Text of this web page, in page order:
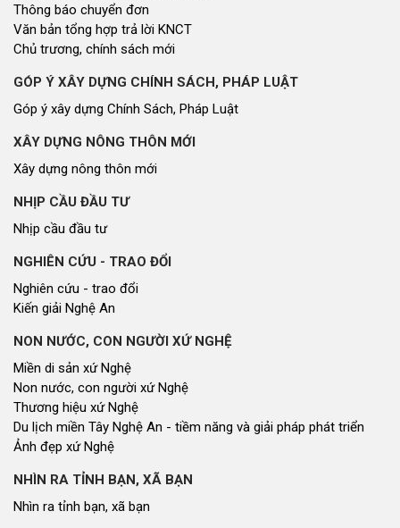
Thông báo chuyển đơn
Văn bản tổng hợp trả lời KNCT
Chủ trương, chính sách mới
GÓP Ý XÂY DỰNG CHÍNH SÁCH, PHÁP LUẬT
Góp ý xây dựng Chính Sách, Pháp Luật
XÂY DỰNG NÔNG THÔN MỚI
Xây dựng nông thôn mới
NHỊP CẦU ĐẦU TƯ
Nhịp cầu đầu tư
NGHIÊN CỨU - TRAO ĐỔI
Nghiên cứu - trao đổi
Kiến giải Nghệ An
NON NƯỚC, CON NGƯỜI XỨ NGHỆ
Miền di sản xứ Nghệ
Non nước, con người xứ Nghệ
Thương hiệu xứ Nghệ
Du lịch miền Tây Nghệ An - tiềm năng và giải pháp phát triển
Ảnh đẹp xứ Nghệ
NHÌN RA TỈNH BẠN, XÃ BẠN
Nhìn ra tỉnh bạn, xã bạn